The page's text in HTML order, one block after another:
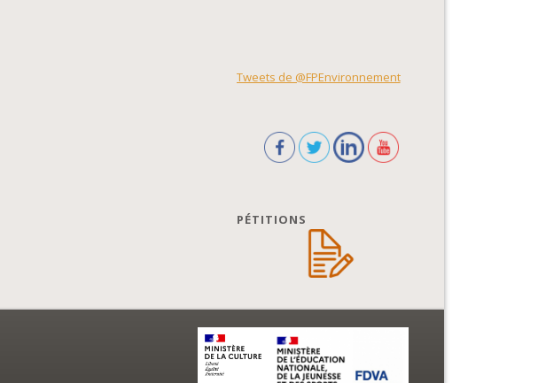
Tweets de @FPEnvironnement
PÉTITIONS